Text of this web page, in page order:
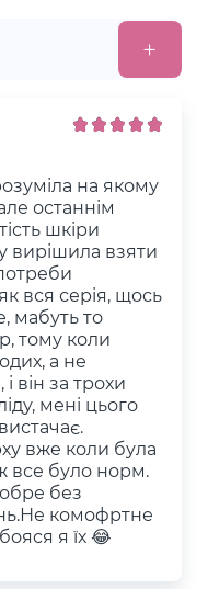
на якому
останнім
шкіри
вирішила взяти
вся серія, щось
мабуть то
тому коли
а не
він за трохи
мені цього
вже коли була
все було норм.
без
комофртне
я їх 😂